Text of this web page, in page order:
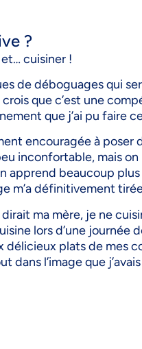
?
cuisiner !
de déboguages qui
que c’est une
que j’ai pu faire
encouragée à
inconfortable, mais
apprend beaucoup
m’a définitivement
ma mère, je ne
lors d’une journée
plats de mes
l’image que